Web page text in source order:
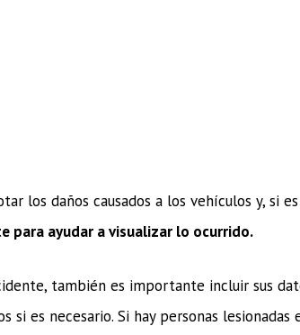
los daños causados a los vehículos y, si
para ayudar a visualizar lo ocurrido.
también es importante incluir sus
si es necesario. Si hay personas